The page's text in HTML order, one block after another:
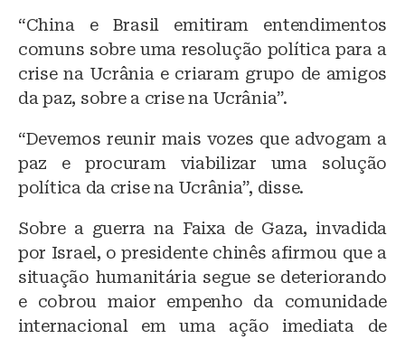
“China e Brasil emitiram entendimentos
comuns sobre uma resolução política para a
crise na Ucrânia e criaram grupo de amigos
da paz, sobre a crise na Ucrânia”.
“Devemos reunir mais vozes que advogam a
paz e procuram viabilizar uma solução
política da crise na Ucrânia”, disse.
Sobre a guerra na Faixa de Gaza, invadida
por Israel, o presidente chinês afirmou que a
situação humanitária segue se deteriorando
e cobrou maior empenho da comunidade
internacional em uma ação imediata de